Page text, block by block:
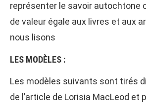
représenter le savoir autochtone
de valeur égale aux livres et aux
nous lisons
LES MODÈLES :
Les modèles suivants sont tirés
de l’article de Lorisia MacLeod et